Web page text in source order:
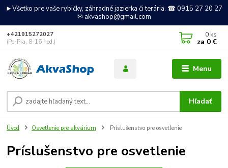
►Všetko pre vaše rybičky, záhradné jazierka či terária. ☎ 0915 27 20 27
✉ akvashop@gmail.com
Menu
Hľadať
+421915272027
(Po-Pia, 8-16 hod.)
0 ks
za 0 €
Úvod Osvetlenie pre akvárium Príslušenstvo pre osvetlenie
Príslušenstvo pre osvetlenie